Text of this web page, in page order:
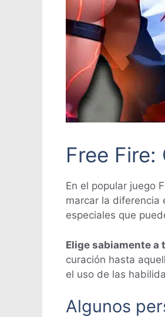
Free
En el popular juego
marcar la diferencia
especiales que
Elige sabiamente a
curación hasta
el uso de las
Algunos